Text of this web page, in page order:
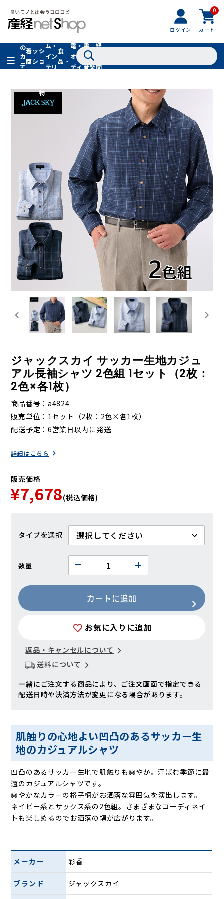
ログイン
0
カート
全
の
カ
テ
着
商
品
フ
ッ
シ
ョ
フ
ァ
シ
ョ
ン
物
ム・
イン
テリ
グル
食
品・
ドリ
家
電・
オー
ディ
書
籍・
音楽
経
聞
ジャックスカイ サッカー生地カジュ
アル長袖シャツ 2色組 1セット（2枚：
2色×各1枚）
商品番号
a4824
販売単位
1セット（2枚：2色×各1枚）
配送予定
6営業日以内に発送
詳細はこちら
販売価格
¥7,678(税込価格)
タイプ
数量
カートに追加
お気に入りに追加
返品・キャンセルについて
送料について
一緒にご注文する商品により、ご注文画面で指定できる
配送日時や決済方法が変更になる場合があります。
肌触りの心地よい凹凸のあるサッカー生
地のカジュアルシャツ
凹凸のあるサッカー生地で肌触りも爽やか。汗ばむ季節に最
適のカジュアルシャツです。
爽やかなカラーの格子柄がお洒落な雰囲気を演出します。
ネイビー系とサックス系の2色組。さまざまなコーディネイ
トも楽しめるのでお洒落の幅が広がります。
メーカー 彩香
ブランド ジャックスカイ